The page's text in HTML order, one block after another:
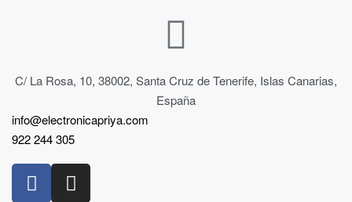
C/ La Rosa, 10, 38002, Santa Cruz de Tenerife, Islas Canarias,
España
info@electronicapriya.com
922 244 305